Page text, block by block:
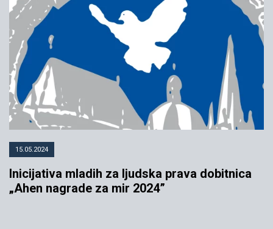
15.05.2024
Inicijativa mladih za ljudska prava dobitnica
„Ahen nagrade za mir 2024”